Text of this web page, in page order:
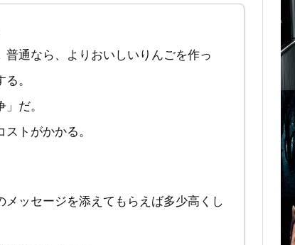
通なら、よりおいしいりんごを作っ
。
だ。
トがかかる。
ッセージを添えてもらえば多少高くし